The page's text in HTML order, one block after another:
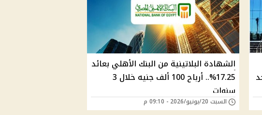
وحد
الشهادة البلاتينية من البنك الأهلي بعائد
17.25%.. أرباح 100 ألف جنيه خلال 3
سنوات
السبت 20/يونيو/2026 - 09:10 م